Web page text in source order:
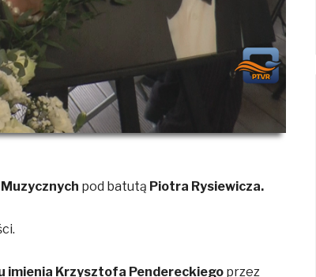
00:00
pod batutą Piotra Rysiewicza.
imienia Krzysztofa Pendereckiego przez